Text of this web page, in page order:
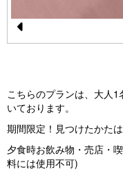
Pr
vi
o
u
s
こちらのプランは、大人
いております。
期間限定！見つけたかた
夕食時お飲み物・売店・
料には使用不可)